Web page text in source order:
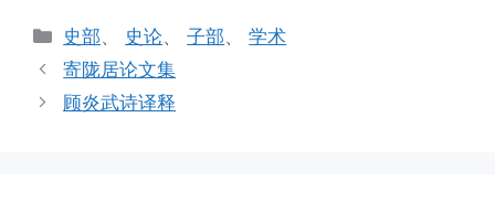
分
类
史部、 史论、子部、学术
寄陇居论文集
顾炎武诗译释